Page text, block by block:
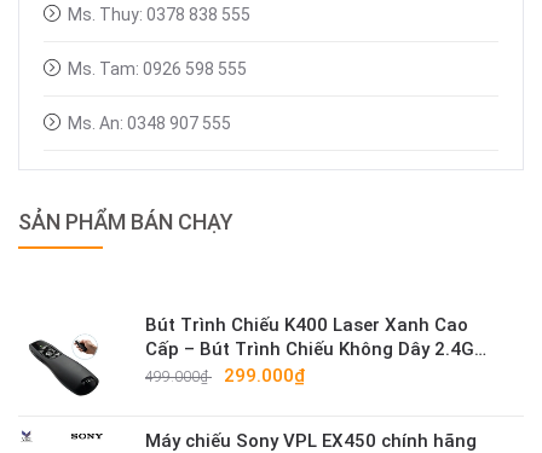
Ms. Thuy: 0378 838 555
Ms. Tam: 0926 598 555
Ms. An: 0348 907 555
SẢN PHẨM BÁN CHẠY
Bút Trình Chiếu K400 Laser Xanh Cao
Cấp – Bút Trình Chiếu Không Dây 2.4G
Sáng Mạnh
499.000₫ 299.000₫
Máy chiếu Sony VPL EX450 chính hãng